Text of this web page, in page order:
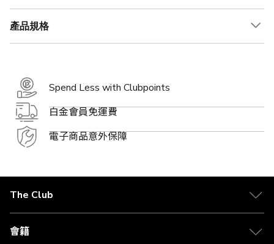
產品規格
Spend Less with Clubpoints
白金會員免運費
電子商品意外保障
The Club
關於 The Club
合作夥伴
會籍